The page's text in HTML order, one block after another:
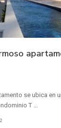
se ubica en
T ...
2